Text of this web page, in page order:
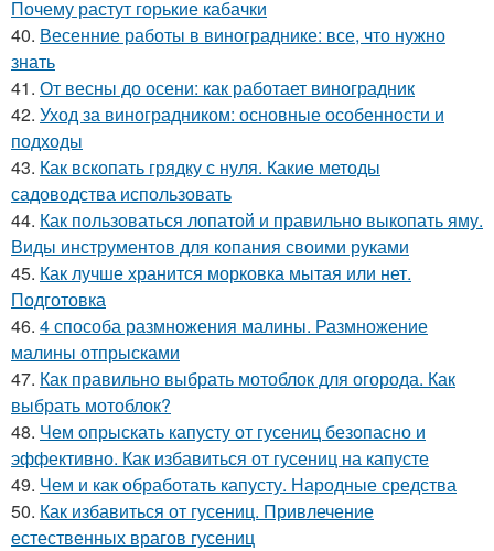
Почему растут горькие кабачки
40. Весенние работы в винограднике: все, что нужно
знать
41. От весны до осени: как работает виноградник
42. Уход за виноградником: основные особенности и
подходы
43. Как вскопать грядку с нуля. Какие методы
садоводства использовать
44. Как пользоваться лопатой и правильно выкопать яму.
Виды инструментов для копания своими руками
45. Как лучше хранится морковка мытая или нет.
Подготовка
46. 4 способа размножения малины. Размножение
малины отпрысками
47. Как правильно выбрать мотоблок для огорода. Как
выбрать мотоблок?
48. Чем опрыскать капусту от гусениц безопасно и
эффективно. Как избавиться от гусениц на капусте
49. Чем и как обработать капусту. Народные средства
50. Как избавиться от гусениц. Привлечение
естественных врагов гусениц